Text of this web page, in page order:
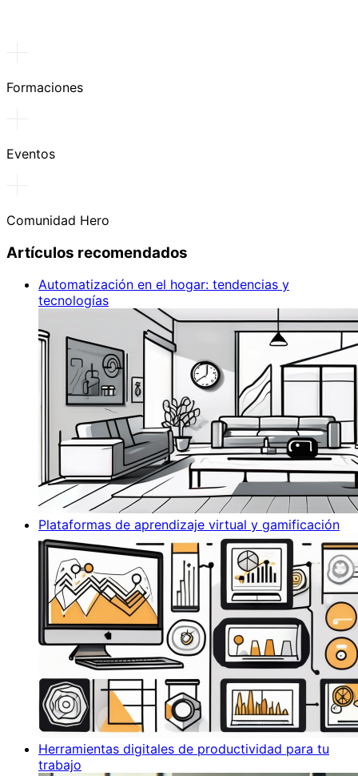
Formaciones
Eventos
Comunidad Hero
Artículos recomendados
Automatización en el hogar: tendencias y
tecnologías
Plataformas de aprendizaje virtual y gamificación
Herramientas digitales de productividad para tu
trabajo